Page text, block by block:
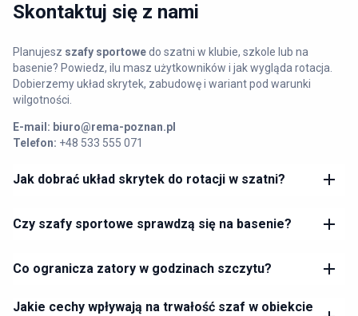
Skontaktuj się z nami
Planujesz szafy sportowedo szatni w klubie, szkole lub na
basenie? Powiedz, ilu masz użytkowników i jak wygląda rotacja.
Dobierzemy układ skrytek, zabudowę i wariant pod warunki
wilgotności.
E-mail: biuro@rema-poznan.pl
Telefon: +48 533 555 071
Jak dobrać układ skrytek do rotacji w szatni?
Czy szafy sportowe sprawdzą się na basenie?
Co ogranicza zatory w godzinach szczytu?
Jakie cechy wpływają na trwałość szaf w obiekcie